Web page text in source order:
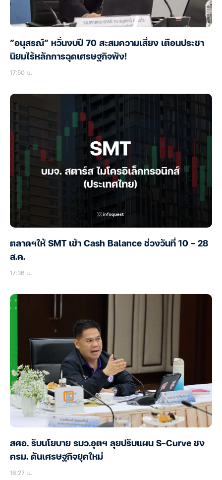
“อนุสรณ์” หวั่นงบปี 70 สะสมความเสี่ยง เตือนประชา
นิยมไร้หลักการฉุดเศรษฐกิจพัง!
17:50 น.
ตลาดฯให้ SMT เข้า Cash Balance ช่วงวันที่ 10 – 28
ส.ค.
17:36 น.
สศอ. รับนโยบาย รมว.อุตฯ ลุยปรับแผน S-Curve ชง
ครม. ดันเศรษฐกิจยุคใหม่
16:27 น.